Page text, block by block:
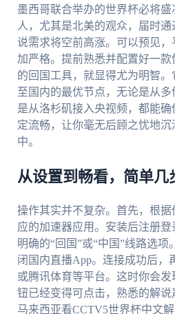
墨西哥联合举办的世界杯必将
人，尤其是北美的观众，届时
说需求将空前高涨。可以预见
加严格。提前熟悉并配置好一款
的回国工具，就显得尤为明智
至国内的最优节点，无论是从
是从洛杉矶接入央视频，都能
定流畅，让你毫无后顾之忧地
中。
从设置到畅看，简单几
操作其实并不复杂。首先，根
应的加速器应用。安装后注册
明确的“回国”或“中国”线路选
闭国内直播App。连接成功后，
或腾讯体育等平台。这时你会发
钮已经变得可点击，熟悉的解
马来西亚看CCTV5世界杯中文